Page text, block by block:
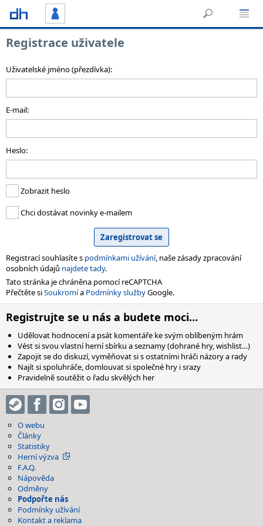
Registrace uživatele
Uživatelské jméno (přezdívka):
E-mail:
Heslo:
Zobrazit heslo
Chci dostávat novinky e-mailem
Registrací souhlasíte s podmínkami užívání, naše zásady zpracování
osobních údajů najdete tady.
Tato stránka je chráněna pomocí reCAPTCHA
Přečtěte siSoukromía Podmínky službyGoogle.
Registrujte se u nás a budete moci…
Udělovat hodnocení a psát komentáře ke svým oblíbeným hrám
Vést si svou vlastní herní sbírku a seznamy (dohrané hry, wishlist…)
Zapojit se do diskuzí, vyměňovat si s ostatními hráči názory a rady
Najít si spoluhráče, domlouvat si společné hry i srazy
Pravidelně soutěžit o řadu skvělých her
O webu
Články
Statistiky
Herní výzva
F.A.Q.
Nápověda
Odměny
Podpořte nás
Podmínky užívání
Kontakt a reklama